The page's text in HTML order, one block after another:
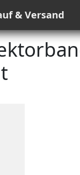
& Versand